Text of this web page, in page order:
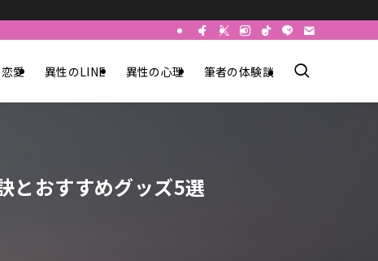
恋愛 異性のLINE 異性の心理 筆者の体験談
とおすすめグッズ5選